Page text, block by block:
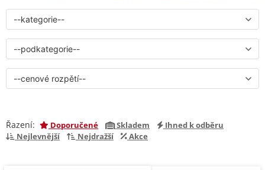
Řazení: Doporučené Skladem
Ihned k odběru
Nejlevnější
Nejdražší Akce